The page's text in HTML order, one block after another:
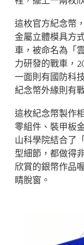
這枚官方紀念幣
金屬立體模具方
車，被命名為「
力研發的戰車，
一面則有國防科
紀念幣外緣則有
這枚紀念幣製作
零組件、裝甲板
山科學院結合了
型細節，都做得
欣賞的銀幣作品
睛脫窗。